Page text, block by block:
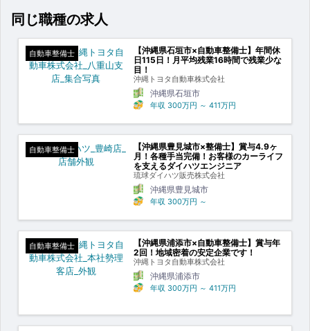
同じ職種の求人
自動車整備士
【沖縄県石垣市×自動車整備士】年間休
日115日！月平均残業16時間で残業少な
目！
沖縄トヨタ自動車株式会社
沖縄県石垣市
年収 300万円 ～ 411万円
自動車整備士
【沖縄県豊見城市×整備士】賞与4.9ヶ
月！各種手当完備！お客様のカーライフ
を支えるダイハツエンジニア
琉球ダイハツ販売株式会社
沖縄県豊見城市
年収 300万円 ～
自動車整備士
【沖縄県浦添市×自動車整備士】賞与年
2回！地域密着の安定企業です！
沖縄トヨタ自動車株式会社
沖縄県浦添市
年収 300万円 ～ 411万円